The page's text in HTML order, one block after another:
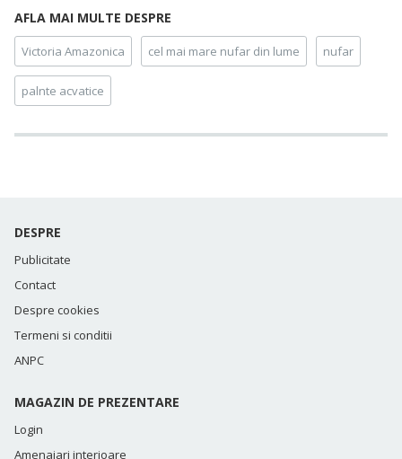
AFLA MAI MULTE DESPRE
Victoria Amazonica cel mai mare nufar din lume nufar
palnte acvatice
DESPRE
Publicitate
Contact
Despre cookies
Termeni si conditii
ANPC
MAGAZIN DE PREZENTARE
Login
Amenajari interioare